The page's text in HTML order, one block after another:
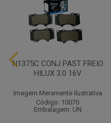
N1375C CONJ PAST FREIO
HILUX 3.0 16V
Imagem Meramente Ilustrativa
Código: 10070
Embalagem: UN